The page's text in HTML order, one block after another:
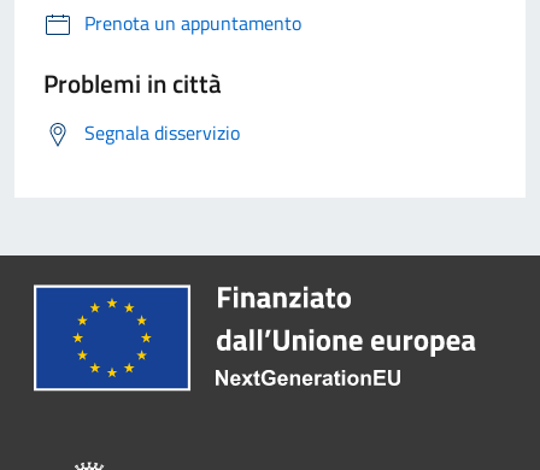
Prenota un appuntamento
Problemi in città
Segnala disservizio